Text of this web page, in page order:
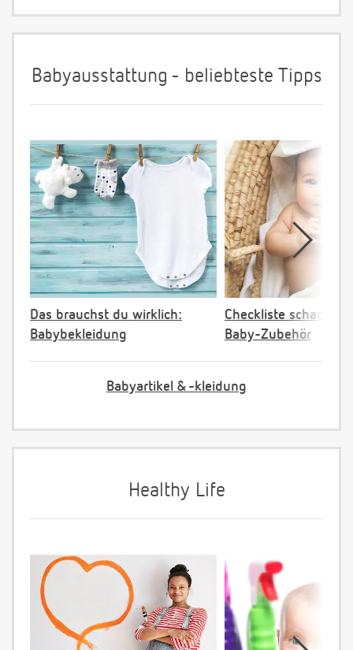
Babyausstattung - beliebteste Tipps
Das brauchst du wirklich:
Babybekleidung
Checkliste
Baby-Zubehör
Babyartikel & -kleidung
Healthy Life